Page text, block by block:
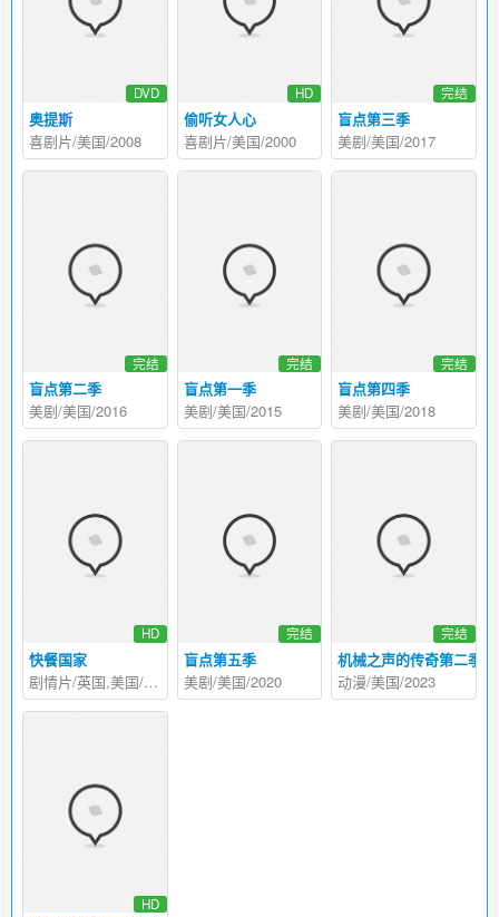
奥提斯
DVD
喜剧片/美国/2008
偷听女人心
HD
喜剧片/美国/2000
盲点第三季
完结
美剧/美国/2017
盲点第二季
完结
美剧/美国/2016
盲点第一季
完结
美剧/美国/2015
盲点第四季
完结
美剧/美国/2018
快餐国家
HD
剧情片/英国,美国/2006
盲点第五季
完结
美剧/美国/2020
机械之声的传奇第二季
完结
动漫/美国/2023
HD